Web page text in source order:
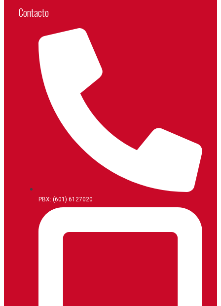
Contacto
PBX: (601) 6127020